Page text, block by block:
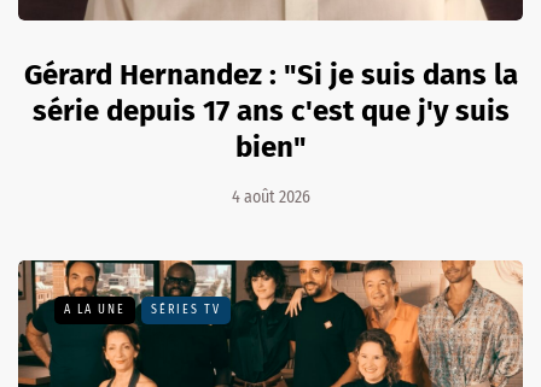
Gérard Hernandez : "Si je suis dans la
série depuis 17 ans c'est que j'y suis
bien"
4 août 2026
A LA UNE SÉRIES TV